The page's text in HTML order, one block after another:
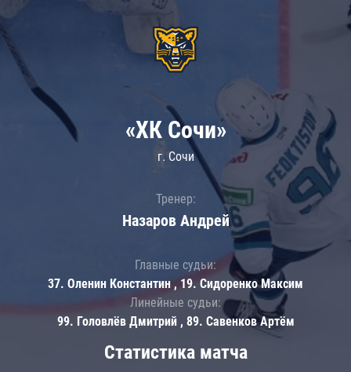
Статистика матча
«ХК Сочи»
г. Сочи
Тренер:
Назаров Андрей
Главные судьи:
37. Оленин Константин , 19. Сидоренко Максим
Линейные судьи:
99. Головлёв Дмитрий , 89. Савенков Артём